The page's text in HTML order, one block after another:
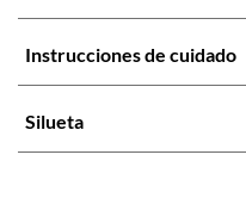
Instrucciones de cuidado
Silueta